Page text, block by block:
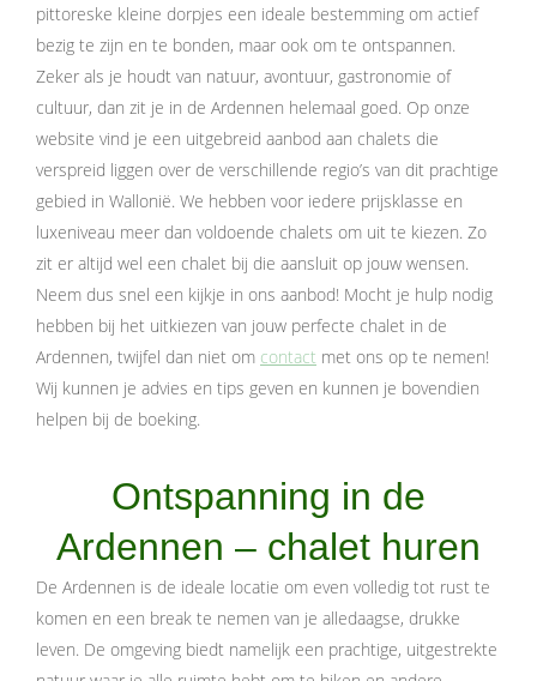
pittoreske kleine dorpjes een ideale bestemming om actief
bezig te zijn en te bonden, maar ook om te ontspannen.
Zeker als je houdt van natuur, avontuur, gastronomie of
cultuur, dan zit je in de Ardennen helemaal goed. Op onze
website vind je een uitgebreid aanbod aan chalets die
verspreid liggen over de verschillende regio’s van dit prachtige
gebied in Wallonië. We hebben voor iedere prijsklasse en
luxeniveau meer dan voldoende chalets om uit te kiezen. Zo
zit er altijd wel een chalet bij die aansluit op jouw wensen.
Neem dus snel een kijkje in ons aanbod! Mocht je hulp nodig
hebben bij het uitkiezen van jouw perfecte chalet in de
Ardennen, twijfel dan niet om contact met ons op te nemen!
Wij kunnen je advies en tips geven en kunnen je bovendien
helpen bij de boeking.
Ontspanning in de
Ardennen – chalet huren
De Ardennen is de ideale locatie om even volledig tot rust te
komen en een break te nemen van je alledaagse, drukke
leven. De omgeving biedt namelijk een prachtige, uitgestrekte